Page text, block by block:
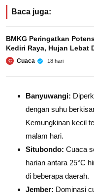
Baca juga:
BMKG Peringatkan
Kediri Raya, Hujan Lebat
C Cuaca 18 hari
Banyuwangi:
dengan suhu
Kemungkinan kecil
malam hari.
Situbondo: Cuaca
harian antara 25°C
di beberapa daerah.
Jember: Dominasi